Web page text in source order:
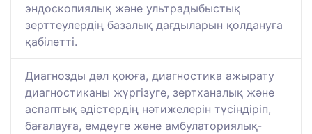
эндоскопиялық және ультрадыбыстық
зерттеулердің базалық дағдыларын қолдануға
қабілетті.
Диагнозды дәл қоюға, диагностика ажырату
диагностиканы жүргізуге, зертханалық және
аспаптық әдістердің нәтижелерін түсіндіріп,
бағалауға, емдеуге және амбулаториялық-